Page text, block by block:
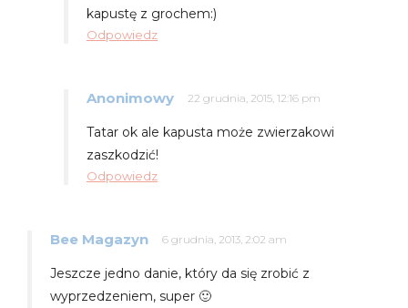
kapustę z grochem:)
Odpowiedz
Anonimowy 22 grudnia, 2015, 12:16 pm
Tatar ok ale kapusta może zwierzakowi
zaszkodzić!
Odpowiedz
Bee Magazyn 6 grudnia, 2013, 2:02 am
Jeszcze jedno danie, który da się zrobić z
wyprzedzeniem, super 🙂